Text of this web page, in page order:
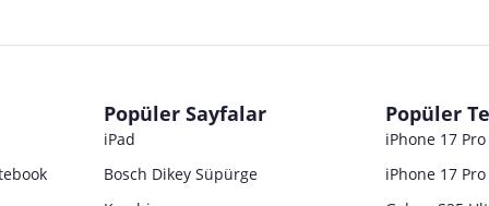
Popüler Sayfalar
iPad
Bosch Dikey Süpürge
Popüler
iPhone 17
iPhone 17 Pro